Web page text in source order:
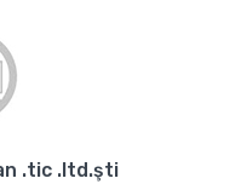
.tic .ltd.şti